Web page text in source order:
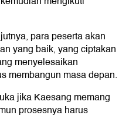
para peserta akan
yang baik, yang ciptakan
menyelesaikan
membangun masa depan.
jika Kaesang memang
prosesnya harus